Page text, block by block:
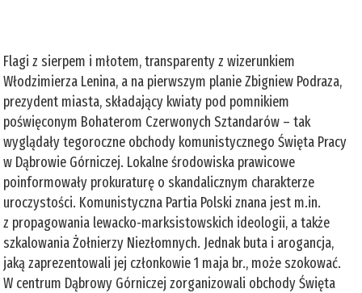
Flagi z sierpem i młotem, transparenty z wizerunkiem
Włodzimierza Lenina, a na pierwszym planie Zbigniew Podraza,
prezydent miasta, składający kwiaty pod pomnikiem
poświęconym Bohaterom Czerwonych Sztandarów – tak
wyglądały tegoroczne obchody komunistycznego Święta Pracy
w Dąbrowie Górniczej. Lokalne środowiska prawicowe
poinformowały prokuraturę o skandalicznym charakterze
uroczystości. Komunistyczna Partia Polski znana jest m.in.
z propagowania lewacko-marksistowskich ideologii, a także
szkalowania Żołnierzy Niezłomnych. Jednak buta i arogancja,
jaką zaprezentowali jej członkowie 1 maja br., może szokować.
W centrum Dąbrowy Górniczej zorganizowali obchody Święta